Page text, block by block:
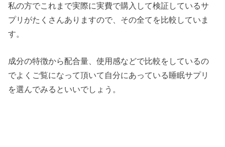
私の方でこれまで実際に実費で購入して検証しているサ
プリがたくさんありますので、その全てを比較していま
す。
成分の特徴から配合量、使用感などで比較をしているの
でよくご覧になって頂いて自分にあっている睡眠サプリ
を選んでみるといいでしょう。